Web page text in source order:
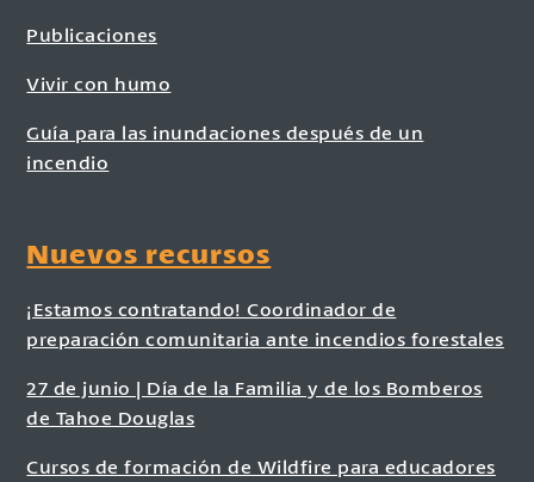
Publicaciones
Vivir con humo
Guía para las inundaciones después de un
incendio
Nuevos recursos
¡Estamos contratando! Coordinador de
preparación comunitaria ante incendios forestales
27 de junio | Día de la Familia y de los Bomberos
de Tahoe Douglas
Cursos de formación de Wildfire para educadores